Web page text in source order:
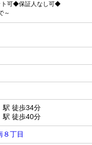
可◆保証人なし可◆
～
駅 徒歩34分
駅 徒歩40分
８丁目